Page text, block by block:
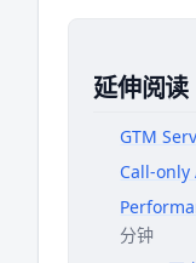
延伸阅读
GTM
Call-only
分钟